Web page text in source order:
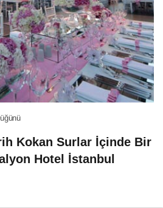
Kokan Surlar İçinde Bir
Hotel İstanbul